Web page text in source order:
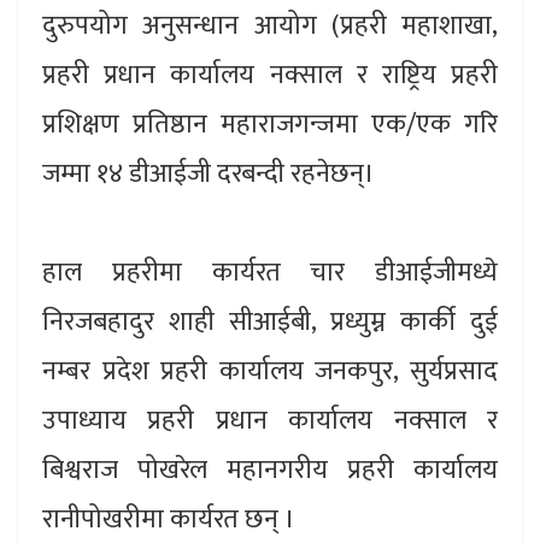
दुरुपयोग अनुसन्धान आयोग (प्रहरी महाशाखा,
प्रहरी प्रधान कार्यालय नक्साल र राष्ट्रिय प्रहरी
प्रशिक्षण प्रतिष्ठान महाराजगन्जमा एक/एक गरि
जम्मा १४ डीआईजी दरबन्दी रहनेछन्।
हाल प्रहरीमा कार्यरत चार डीआईजीमध्ये
निरजबहादुर शाही सीआईबी, प्रध्युम्न कार्की दुई
नम्बर प्रदेश प्रहरी कार्यालय जनकपुर, सुर्यप्रसाद
उपाध्याय प्रहरी प्रधान कार्यालय नक्साल र
बिश्वराज पोखरेल महानगरीय प्रहरी कार्यालय
रानीपोखरीमा कार्यरत छन् ।